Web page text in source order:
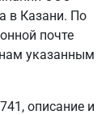
в Казани. По
почте
указанным
описание и